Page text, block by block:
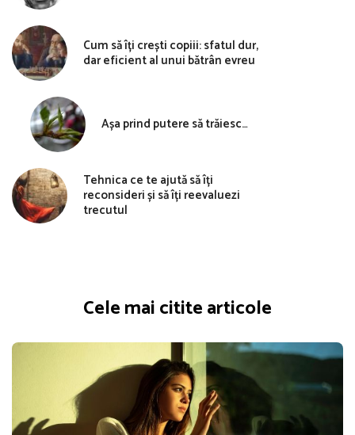
Cum să îți crești copiii: sfatul dur,
dar eficient al unui bătrân evreu
Așa prind putere să trăiesc…
Tehnica ce te ajută să îți
reconsideri și să îți reevaluezi
trecutul
Cele mai citite articole